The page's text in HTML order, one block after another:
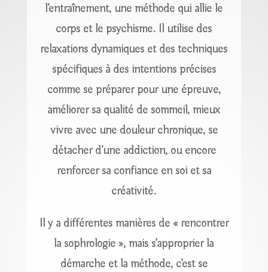
l’entraînement, une méthode qui allie le
corps et le psychisme. Il utilise des
relaxations dynamiques et des techniques
spécifiques à des intentions précises
comme se préparer pour une épreuve,
améliorer sa qualité de sommeil, mieux
vivre avec une douleur chronique, se
détacher d’une addiction, ou encore
renforcer sa confiance en soi et sa
créativité.
Il y a différentes manières de « rencontrer
la sophrologie », mais s’approprier la
démarche et la méthode, c’est se